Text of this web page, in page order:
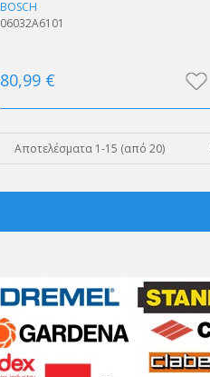
BOSCH
06032A6101
80,99 €
Αποτελέσματα 1-15 (από 20)